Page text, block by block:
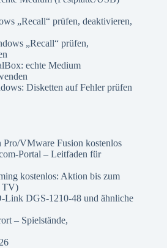
„Recall“ prüfen, deaktivieren,
„Recall“ prüfen,
echte Medium
Disketten auf Fehler prüfen
VMware Fusion kostenlos
Portal – Leitfaden für
kostenlos: Aktion bis zum
TV)
Link DGS-1210-48 und ähnliche
– Spielstände,